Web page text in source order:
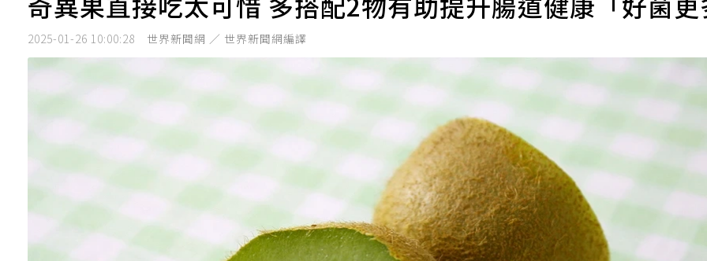
奇異果直接吃太可惜 多搭配2物有助提升腸道健康「好菌
2025-01-26 10:00:28 世界新聞網 ／ 世界新聞網編譯